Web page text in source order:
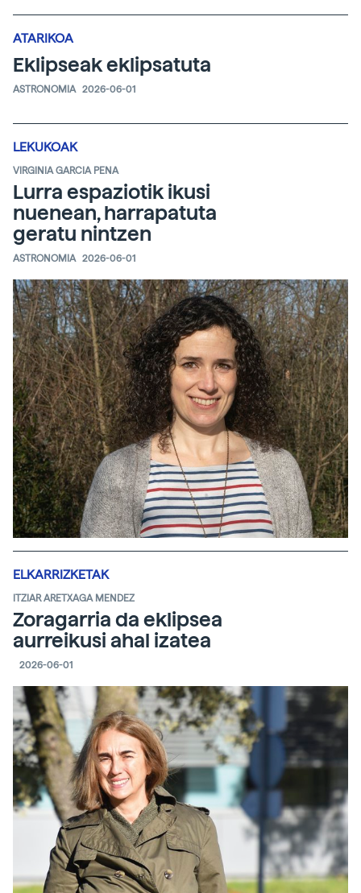
ATARIKOA
Eklipseak eklipsatuta
ASTRONOMIA 2026-06-01
LEKUKOAK
VIRGINIA GARCIA PENA
Lurra espaziotik ikusi
nuenean, harrapatuta
geratu nintzen
ASTRONOMIA 2026-06-01
ELKARRIZKETAK
ITZIAR ARETXAGA MENDEZ
Zoragarria da eklipsea
aurreikusi ahal izatea
2026-06-01